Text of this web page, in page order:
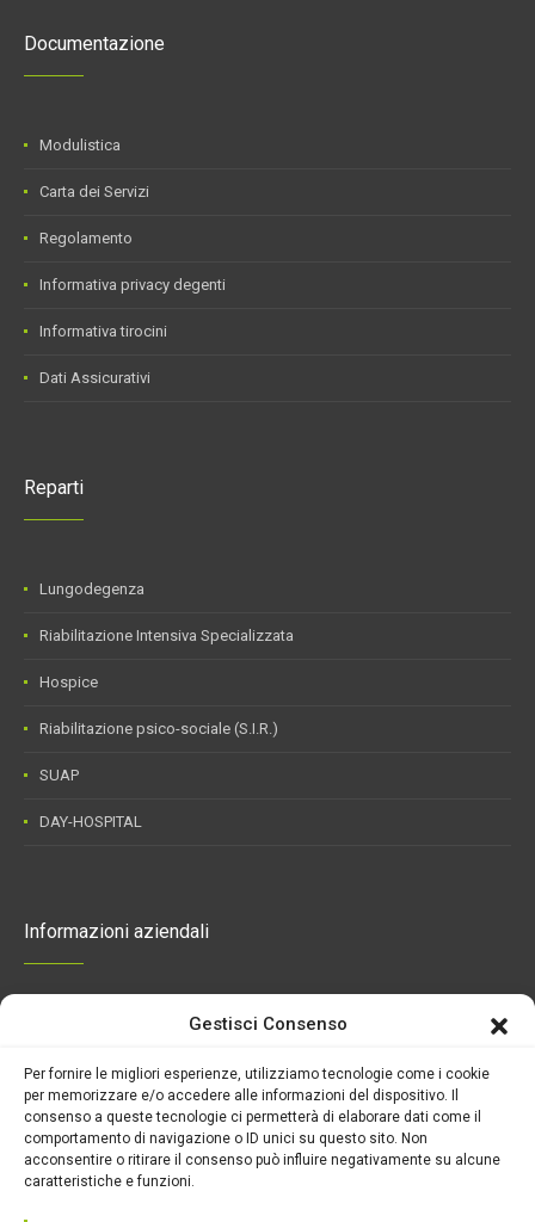
Gestisci Consenso
Per fornire le migliori esperienze, utilizziamo tecnologie come i cookie
per memorizzare e/o accedere alle informazioni del dispositivo. Il
consenso a queste tecnologie ci permetterà di elaborare dati come il
comportamento di navigazione o ID unici su questo sito. Non
acconsentire o ritirare il consenso può influire negativamente su alcune
caratteristiche e funzioni.
Documentazione
Modulistica
Carta dei Servizi
Regolamento
Informativa privacy degenti
Informativa tirocini
Dati Assicurativi
Reparti
Lungodegenza
Riabilitazione Intensiva Specializzata
Hospice
Riabilitazione psico-sociale (S.I.R.)
SUAP
DAY-HOSPITAL
Informazioni aziendali
N. Iscr. Reg. Imprese di Napoli e
Partita Iva 00290740638
Capitale Sociale € 1.757.340,00 i.v.
Direttore sanitario